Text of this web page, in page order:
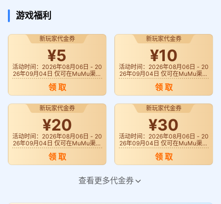
游戏福利
新玩家代金券
¥5
活动时间：2026年08月06日 - 20
26年09月04日 仅可在MuMu渠道
《航海奇兵》使用
领 取
新玩家代金券
¥10
活动时间：2026年08月06日 - 20
26年09月04日 仅可在MuMu渠道
《航海奇兵》使用
领 取
新玩家代金券
¥20
活动时间：2026年08月06日 - 20
26年09月04日 仅可在MuMu渠道
《航海奇兵》使用
领 取
新玩家代金券
¥30
活动时间：2026年08月06日 - 20
26年09月04日 仅可在MuMu渠道
《航海奇兵》使用
领 取
查看更多代金券